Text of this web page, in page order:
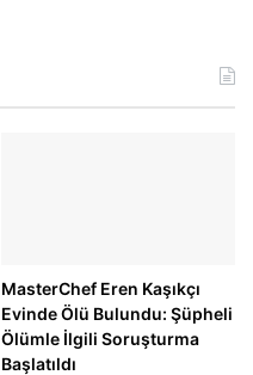
MasterChef Eren Kaşıkçı
Evinde Ölü Bulundu: Şüpheli
Ölümle İlgili Soruşturma
Başlatıldı